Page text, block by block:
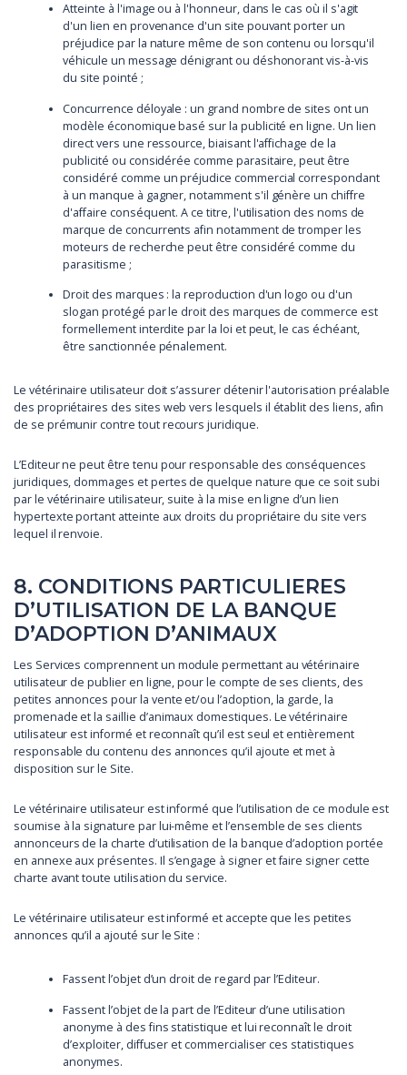
Atteinte à l'image ou à l'honneur, dans le cas où il s'agit
d'un lien en provenance d'un site pouvant porter un
préjudice par la nature même de son contenu ou lorsqu'il
véhicule un message dénigrant ou déshonorant vis-à-vis
du site pointé ;
Concurrence déloyale : un grand nombre de sites ont un
modèle économique basé sur la publicité en ligne. Un lien
direct vers une ressource, biaisant l'affichage de la
publicité ou considérée comme parasitaire, peut être
considéré comme un préjudice commercial correspondant
à un manque à gagner, notamment s'il génère un chiffre
d'affaire conséquent. A ce titre, l'utilisation des noms de
marque de concurrents afin notamment de tromper les
moteurs de recherche peut être considéré comme du
parasitisme ;
Droit des marques : la reproduction d'un logo ou d'un
slogan protégé par le droit des marques de commerce est
formellement interdite par la loi et peut, le cas échéant,
être sanctionnée pénalement.
Le vétérinaire utilisateur doit s’assurer détenir l'autorisation préalable
des propriétaires des sites web vers lesquels il établit des liens, afin
de se prémunir contre tout recours juridique.
L’Editeur ne peut être tenu pour responsable des conséquences
juridiques, dommages et pertes de quelque nature que ce soit subi
par le vétérinaire utilisateur, suite à la mise en ligne d’un lien
hypertexte portant atteinte aux droits du propriétaire du site vers
lequel il renvoie.
8. CONDITIONS PARTICULIERES
D’UTILISATION DE LA BANQUE
D’ADOPTION D’ANIMAUX
Les Services comprennent un module permettant au vétérinaire
utilisateur de publier en ligne, pour le compte de ses clients, des
petites annonces pour la vente et/ou l’adoption, la garde, la
promenade et la saillie d’animaux domestiques. Le vétérinaire
utilisateur est informé et reconnaît qu’il est seul et entièrement
responsable du contenu des annonces qu’il ajoute et met à
disposition sur le Site.
Le vétérinaire utilisateur est informé que l’utilisation de ce module est
soumise à la signature par lui-même et l’ensemble de ses clients
annonceurs de la charte d’utilisation de la banque d’adoption portée
en annexe aux présentes. Il s’engage à signer et faire signer cette
charte avant toute utilisation du service.
Le vétérinaire utilisateur est informé et accepte que les petites
annonces qu’il a ajouté sur le Site :
Fassent l’objet d’un droit de regard par l’Editeur.
Fassent l’objet de la part de l’Editeur d’une utilisation
anonyme à des fins statistique et lui reconnaît le droit
d’exploiter, diffuser et commercialiser ces statistiques
anonymes.